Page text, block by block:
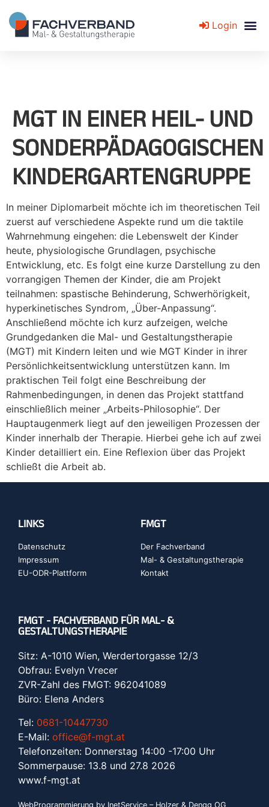
Login
MGT IN EINER HEIL- UND
SONDERPÄDAGOGISCHEN
KINDERGARTENGRUPPE
In meiner Diplomarbeit möchte ich im theoretischen Teil
zuerst auf verschiedene Aspekte rund um die taktile
Wahrnehmung eingehen: die Lebenswelt der Kinder
heute, physiologische Grundlagen, psychische
Entwicklung, etc. Es folgt eine kurze Darstellung zu den
vorrangigen Themen der Kinder, die am Projekt
teilnahmen: spastische Behinderung, Schwerhörigkeit,
hyperkinetisches Syndrom, „Über-Anpassung“.
Anschließend möchte ich kurz aufzeigen, welche
Grundgedanken die Mal- und Gestaltungstherapie
(MGT) mit Kindern leiten und wie MGT Kinder in ihrer
Persönlichkeitsentwicklung unterstützen kann. Im
praktischen Teil folgt eine Beschreibung der
Rahmenbedingungen, in denen das Projekt stattfand
einschließlich meiner „Arbeits-Philosophie“. Der
Hauptaugenmerk liegt auf den jeweiligen Prozessen der
Kinder innerhalb der Therapie. Hierbei gehe ich auf zwei
Kinder detailliert ein. Eine Reflexion über das Projekt
schließt die Arbeit ab.
LINKS
Datenschutz
Impressum
EU-ODR-Plattform
FMGT
Der Fachverband
Mal- & Gestaltungstherapie
Kontakt
FMGT - FACHVERBAND FÜR MAL- &
GESTALTUNGSTHERAPIE
Sitz: A-1010 Wien, Werdertorgasse 12/3
Obfrau: Evelyn Vrecer
ZVR-Zahl des FMGT: 962041089
Büro: Elena Anders
Tel: 0681-10447730
E-Mail: office@f-mgt.at
Telefonzeiten: Donnerstag 14:00 -17:00 Uhr
Sommerpause: 13.8 und 27.8 2026
www.f-mgt.at
WebProgrammierung by InetService – Holzer & Dengg OG